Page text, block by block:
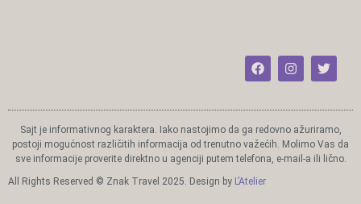
Sajt je informativnog karaktera. Iako nastojimo da ga redovno ažuriramo,
postoji mogućnost različitih informacija od trenutno važećih. Molimo Vas da
sve informacije proverite direktno u agenciji putem telefona, e-mail-a ili lično.
All Rights Reserved © Znak Travel 2025. Design by L’Atelier